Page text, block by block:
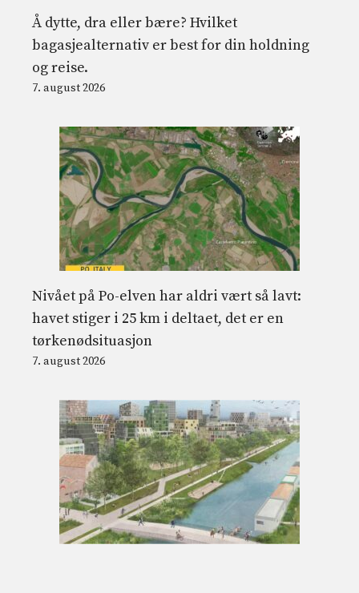
Å dytte, dra eller bære? Hvilket
bagasjealternativ er best for din holdning
og reise.
7. august 2026
Nivået på Po-elven har aldri vært så lavt:
havet stiger i 25 km i deltaet, det er en
tørkenødsituasjon
7. august 2026